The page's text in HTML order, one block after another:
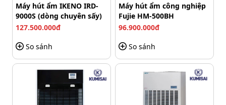
FujiE HM-CFZ 10.0B ngưng tụ lạnh để tách ẩm
Máy hút ẩm IKENO IRD-
9000S (dòng chuyên sấy)
127.500.000đ
So sánh
Máy hút ẩm công nghiệp
Fujie HM-500BH
96.900.000đ
So sánh